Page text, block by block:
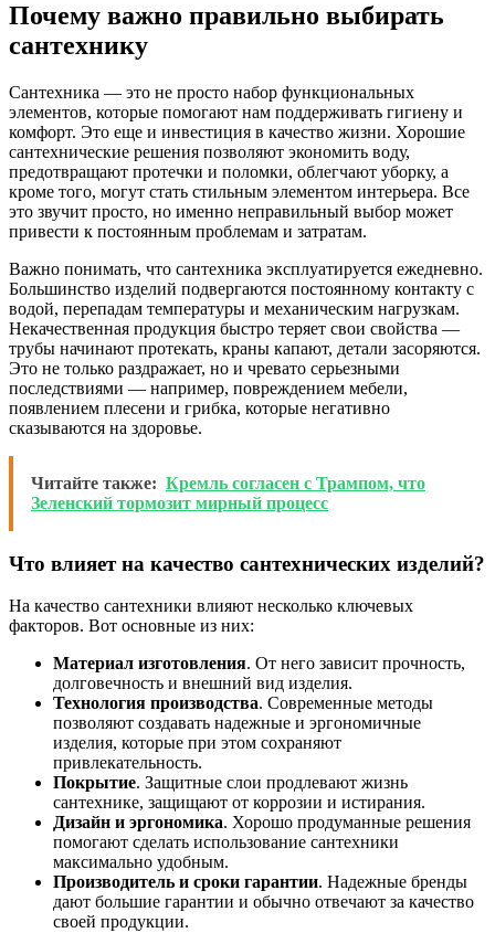
Почему важно правильно выбирать
сантехнику
Сантехника — это не просто набор функциональных
элементов, которые помогают нам поддерживать гигиену и
комфорт. Это еще и инвестиция в качество жизни. Хорошие
сантехнические решения позволяют экономить воду,
предотвращают протечки и поломки, облегчают уборку, а
кроме того, могут стать стильным элементом интерьера. Все
это звучит просто, но именно неправильный выбор может
привести к постоянным проблемам и затратам.
Важно понимать, что сантехника эксплуатируется ежедневно.
Большинство изделий подвергаются постоянному контакту с
водой, перепадам температуры и механическим нагрузкам.
Некачественная продукция быстро теряет свои свойства —
трубы начинают протекать, краны капают, детали засоряются.
Это не только раздражает, но и чревато серьезными
последствиями — например, повреждением мебели,
появлением плесени и грибка, которые негативно
сказываются на здоровье.
Читайте также: Кремль согласен с Трампом, что
Зеленский тормозит мирный процесс
Что влияет на качество сантехнических изделий?
На качество сантехники влияют несколько ключевых
факторов. Вот основные из них:
Материал изготовления. От него зависит прочность,
долговечность и внешний вид изделия.
Технология производства. Современные методы
позволяют создавать надежные и эргономичные
изделия, которые при этом сохраняют
привлекательность.
Покрытие. Защитные слои продлевают жизнь
сантехнике, защищают от коррозии и истирания.
Дизайн и эргономика. Хорошо продуманные решения
помогают сделать использование сантехники
максимально удобным.
Производитель и сроки гарантии. Надежные бренды
дают большие гарантии и обычно отвечают за качество
своей продукции.